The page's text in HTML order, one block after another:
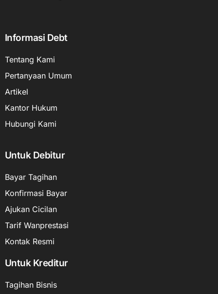
Informasi Debt
Tentang Kami
Pertanyaan Umum
Artikel
Kantor Hukum
Hubungi Kami
Untuk Debitur
Bayar Tagihan
Konfirmasi Bayar
Ajukan Cicilan
Tarif Wanprestasi
Kontak Resmi
Untuk Kreditur
Tagihan Bisnis